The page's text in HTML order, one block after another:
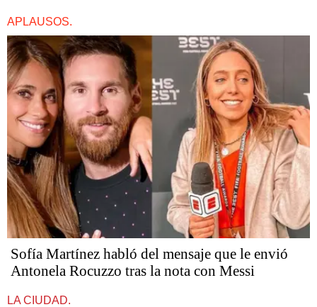
APLAUSOS.
Sofía Martínez habló del mensaje que le envió
Antonela Rocuzzo tras la nota con Messi
LA CIUDAD.